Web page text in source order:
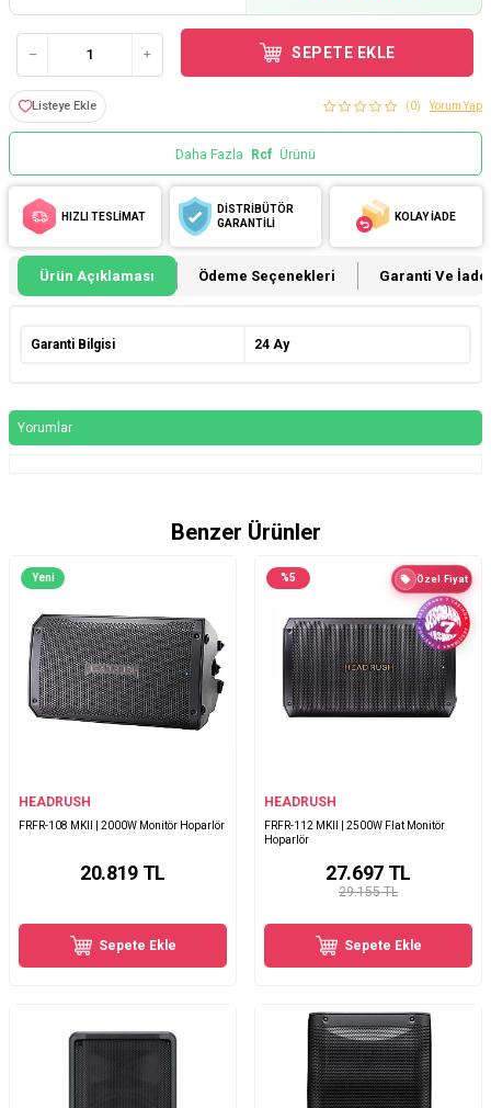
SEPETE EKLE
Listeye Ekle (0) Yorum Yap
Daha Fazla Rcf Ürünü
HIZLI TESLİMAT
DİSTRİBÜTÖR
GARANTİLİ
KOLAY İADE
Ürün Açıklaması Ödeme Seçenekleri Garanti Ve İade
Garanti Bilgisi 24 Ay
Yorumlar
Benzer Ürünler
Yeni
HEADRUSH
FRFR-108 MKII | 2000W Monitör Hoparlör
20.819TL
Sepete Ekle
%5 Özel Fiyat
HEADRUSH
FRFR-112 MKII | 2500W Flat Monitör
Hoparlör
29.155 TL
27.697TL
Sepete Ekle